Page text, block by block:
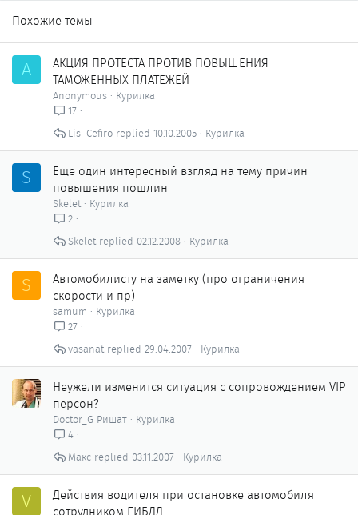
Похожие темы
A
АКЦИЯ ПРОТЕСТА ПРОТИВ ПОВЫШЕНИЯ
ТАМОЖЕННЫХ ПЛАТЕЖЕЙ
Anonymous
Курилка
17
Курилка
10.10.2005
Lis_Cefiro
S
Еще один интересный взгляд на тему причин
повышения пошлин
Skelet
Курилка
2
Курилка
02.12.2008
Skelet
S
Автомобилисту на заметку (про ограничения
скорости и пр)
samum
Курилка
27
Курилка
29.04.2007
vasanat
Неужели изменится ситуация с сопровождением VIP
персон?
Doctor_G Ришат
Курилка
4
Курилка
03.11.2007
Макс
V
Действия водителя при остановке автомобиля